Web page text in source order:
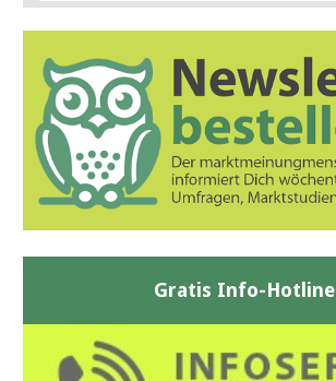
Gratis Info-Hotline